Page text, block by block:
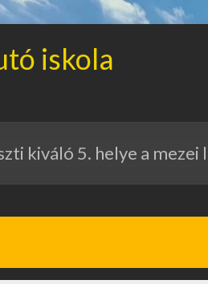
iskola
kiváló 5. helye a mezei